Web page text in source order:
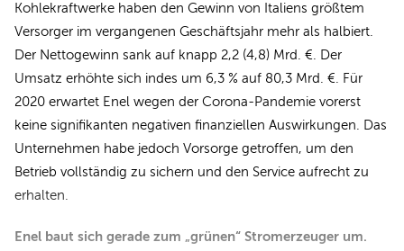
Kohlekraftwerke haben den Gewinn von Italiens größtem
Versorger im vergangenen Geschäftsjahr mehr als halbiert.
Der Nettogewinn sank auf knapp 2,2 (4,8) Mrd. €. Der
Umsatz erhöhte sich indes um 6,3 % auf 80,3 Mrd. €. Für
2020 erwartet Enel wegen der Corona-Pandemie vorerst
keine signifikanten negativen finanziellen Auswirkungen. Das
Unternehmen habe jedoch Vorsorge getroffen, um den
Betrieb vollständig zu sichern und den Service aufrecht zu
erhalten.
Enel baut sich gerade zum „grünen“ Stromerzeuger um.